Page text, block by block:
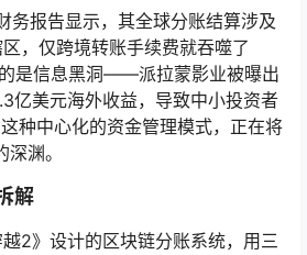
务报告显示，其全球分账结算涉及
，仅跨境转账手续费就吞噬了
是信息黑洞——派拉蒙影业被曝出
亿美元海外收益，导致中小投资者
种中心化的资金管理模式，正在将
渊。
解
2》设计的区块链分账系统，用三